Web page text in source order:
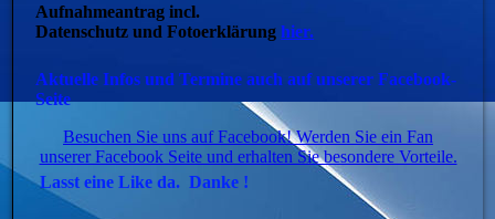
Aufnahmeantrag incl.
Datenschutz und Fotoerklärunghier.
Aktuelle Infos und Termine auch auf unserer Facebook-
Seite
Besuchen Sie uns auf Facebook! Werden Sie ein Fan
unserer Facebook Seite und erhalten Sie besondere Vorteile.
Lasst eine Like da. Danke !